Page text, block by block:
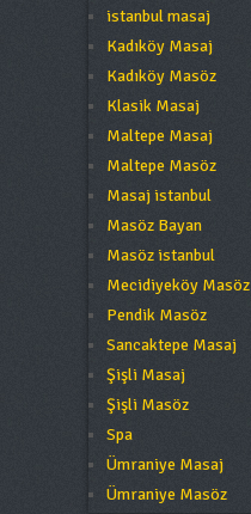
istanbul masaj
Kadıköy Masaj
Kadıköy Masöz
Klasik Masaj
Maltepe Masaj
Maltepe Masöz
Masaj istanbul
Masöz Bayan
Masöz istanbul
Mecidiyeköy Masöz
Pendik Masöz
Sancaktepe Masaj
Şişli Masaj
Şişli Masöz
Spa
Ümraniye Masaj
Ümraniye Masöz